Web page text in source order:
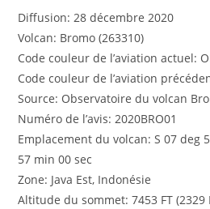
Diffusion: 28 décembre 2020
Volcan: Bromo (263310)
Code couleur de l’aviation actuel:
Code couleur de l’aviation
Source: Observatoire du volcan
Numéro de l’avis: 2020BRO01
Emplacement du volcan: S 07 deg
57 min 00 sec
Zone: Java Est, Indonésie
Altitude du sommet: 7453 FT (2329